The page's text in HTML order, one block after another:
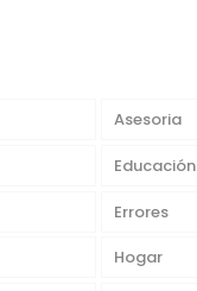
Asesoria
Educación
Errores
Hogar